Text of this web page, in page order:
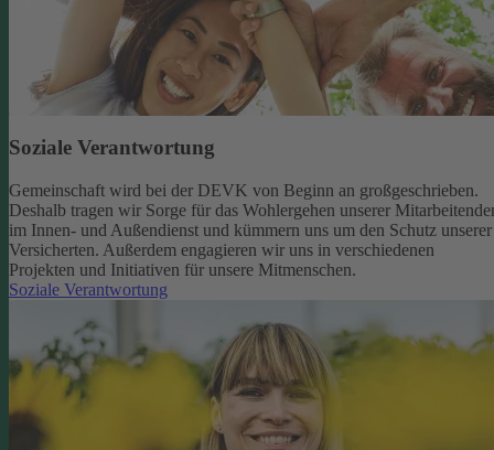
Soziale Verantwortung
Gemeinschaft wird bei der DEVK von Beginn an großgeschrieben.
Deshalb tragen wir Sorge für das Wohlergehen unserer
im Innen- und Außendienst und kümmern uns um den Schutz unserer
Versicherten. Außerdem engagieren wir uns in verschiedenen
Projekten und Initiativen für unsere Mitmenschen.
Soziale Verantwortung